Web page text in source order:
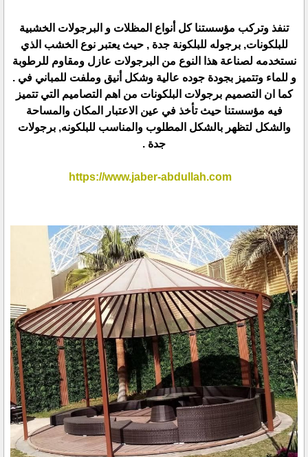
تنفذ وتركب مؤسستنا كل أنواع المظلات و البرجولات الخشبية
للبلكونات, برجوله للبلكونة جدة , حيث يعتبر نوع الخشب الذي
نستخدمه لصناعة هذا النوع من البرجولات عازل ومقاوم للرطوبة
و للماء وتتميز بجودة جوده عالية وشكل أنيق وملفت للمباني في .
كما ان التصميم برجولات البلكونات من اهم التصاميم التي تتميز
فيه مؤسستنا حيث تأخذ في عين الاعتبار المكان والمساحة
والشكل لتظهر بالشكل المطلوب والمناسب للبلكونه, برجولات
جدة .
https://www.jaber-abdullah.com